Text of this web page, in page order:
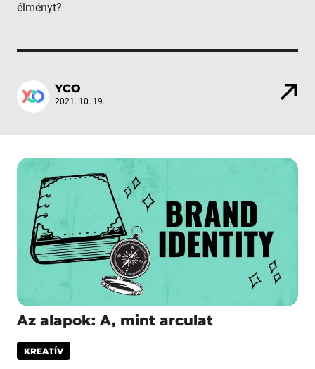
élményt?
YCO
2021. 10. 19.
Az alapok: A, mint arculat
KREATÍV